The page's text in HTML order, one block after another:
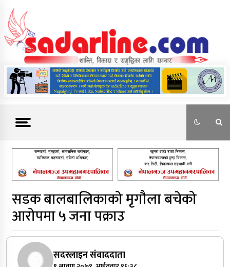
content
News For Nepal
सडक बालबालिकाको मृगौला बचेको
आरोपमा ५ जना पक्राउ
सदरलाइन संवाददाता